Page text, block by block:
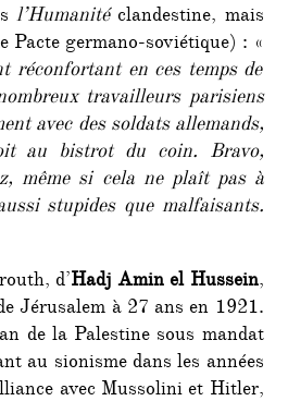
l’Humanitéclandestine, mais
Pacte germano-soviétique) : «
réconfortant en ces temps de
travailleurs parisiens
avec des soldats allemands,
au bistrot du coin. Bravo,
même si cela ne plaît pas à
stupides que malfaisants.
d’Hadj Amin el Hussein,
Jérusalem à 27 ans en 1921.
de la Palestine sous mandat
au sionisme dans les années
avec Mussolini et Hitler,